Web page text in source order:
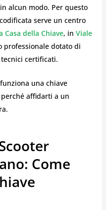
alcun modo. Per questo
serve un centro
Casa della Chiave, in Viale
professionale dotato di
certificati.
una chiave
affidarti a un
Come